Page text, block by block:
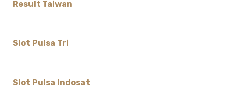
Result Taiwan
Slot Pulsa Tri
Slot Pulsa Indosat